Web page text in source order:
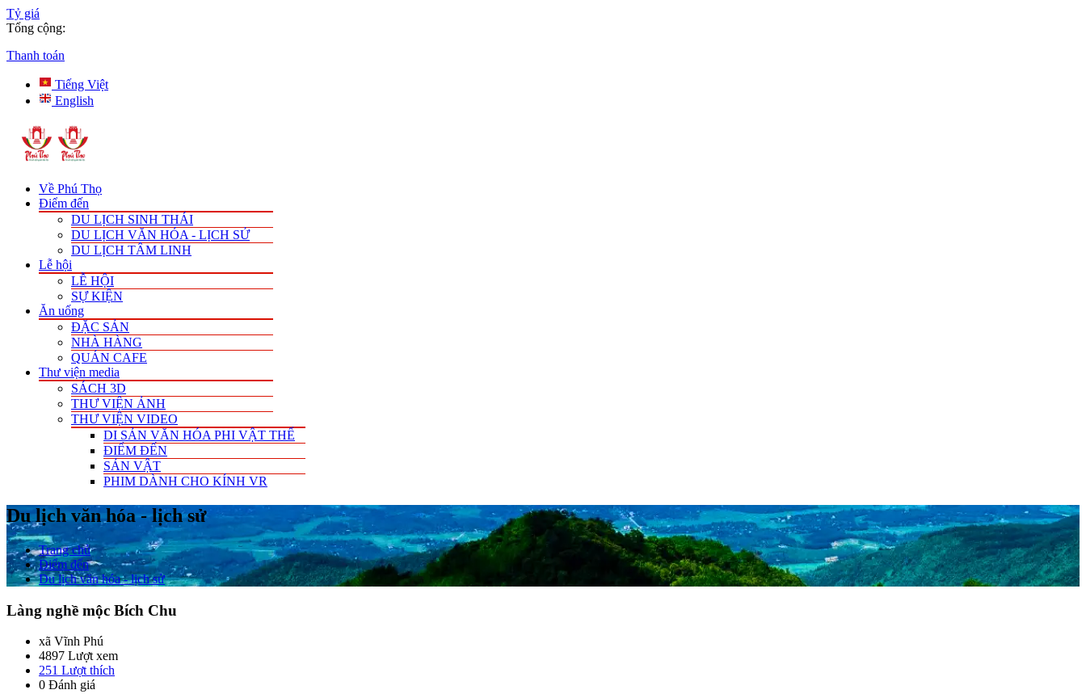
Tỷ giá
Tổng cộng:
Thanh toán
Tiếng Việt
English
Về Phú Thọ
Điểm đến
DU LỊCH SINH THÁI
DU LỊCH VĂN HÓA - LỊCH SỬ
DU LỊCH TÂM LINH
Lễ hội
LỄ HỘI
SỰ KIỆN
Ăn uống
ĐẶC SẢN
NHÀ HÀNG
QUÁN CAFE
Thư viện media
SÁCH 3D
THƯ VIỆN ẢNH
THƯ VIỆN VIDEO
DI SẢN VĂN HÓA PHI VẬT THỂ
ĐIỂM ĐẾN
SẢN VẬT
PHIM DÀNH CHO KÍNH VR
Du lịch văn hóa - lịch sử
Trang chủ
Điểm đến
Du lịch văn hóa - lịch sử
Làng nghề mộc Bích Chu
xã Vĩnh Phú
4897 Lượt xem
251 Lượt thích
0 Đánh giá